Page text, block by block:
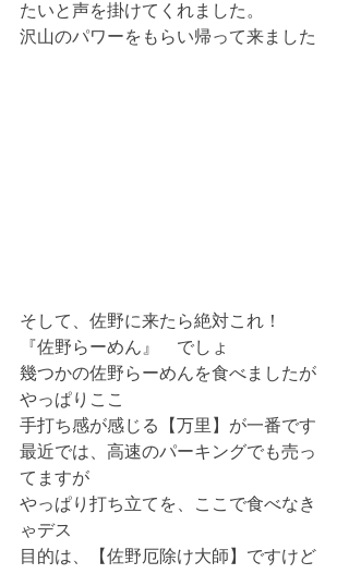
たいと声を掛けてくれました。
沢山のパワーをもらい帰って来ました
そして、佐野に来たら絶対これ！
『佐野らーめん』　でしょ
幾つかの佐野らーめんを食べましたが
やっぱりここ
手打ち感が感じる【万里】が一番です
最近では、高速のパーキングでも売っ
てますが
やっぱり打ち立てを、ここで食べなき
ゃデス
目的は、【佐野厄除け大師】ですけど